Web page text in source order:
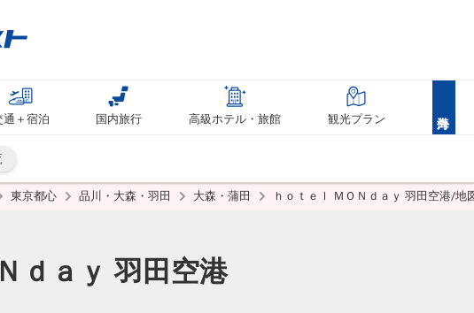
通＋宿泊 国内旅行 高級ホテル・旅館 観光プラン
東京都心 品川・大森・羽田 大森・蒲田 ｈｏｔｅｌ ＭＯＮｄａｙ 羽田空港/地
ｄａｙ 羽田空港